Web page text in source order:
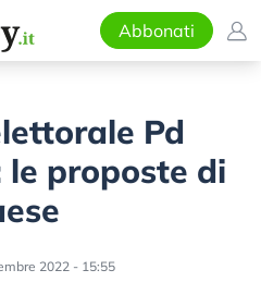
Abbonati
Pd
le proposte di
2022 - 15:55